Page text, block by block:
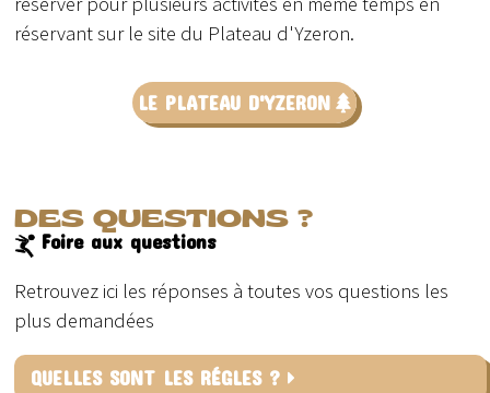
réservant sur le site du Plateau d'Yzeron.
LE PLATEAU D'YZERON
DES QUESTIONS ?
Foire aux questions
Retrouvez ici les réponses à toutes vos questions les
plus demandées
QUELLES SONT LES RÉGLES ?